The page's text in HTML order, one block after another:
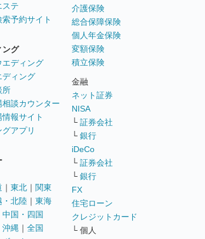
ステ
予約サイト
ング
エディング
ディング
所
相談カウンター
報サイト
アプリ
｜ 東北 ｜ 関東
・北陸 ｜ 東海
中国・四国
沖縄 ｜ 全国
介護保険
総合保障保険
個人年金保険
変額保険
積立保険
金融
ネット証券
NISA
└ 証券会社
└ 銀行
iDeCo
└ 証券会社
└ 銀行
FX
住宅ローン
クレジットカード
└ 個人